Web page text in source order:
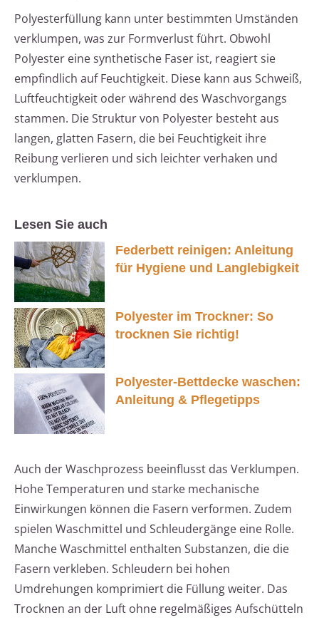
Polyesterfüllung kann unter bestimmten Umständen
verklumpen, was zur Formverlust führt. Obwohl
Polyester eine synthetische Faser ist, reagiert sie
empfindlich auf Feuchtigkeit. Diese kann aus Schweiß,
Luftfeuchtigkeit oder während des Waschvorgangs
stammen. Die Struktur von Polyester besteht aus
langen, glatten Fasern, die bei Feuchtigkeit ihre
Reibung verlieren und sich leichter verhaken und
verklumpen.
Lesen Sie auch
Federbett reinigen: Anleitung
für Hygiene und Langlebigkeit
Polyester im Trockner: So
trocknen Sie richtig!
Polyester-Bettdecke waschen:
Anleitung & Pflegetipps
Auch der Waschprozess beeinflusst das Verklumpen.
Hohe Temperaturen und starke mechanische
Einwirkungen können die Fasern verformen. Zudem
spielen Waschmittel und Schleudergänge eine Rolle.
Manche Waschmittel enthalten Substanzen, die die
Fasern verkleben. Schleudern bei hohen
Umdrehungen komprimiert die Füllung weiter. Das
Trocknen an der Luft ohne regelmäßiges Aufschütteln